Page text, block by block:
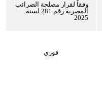
وفقاً لقرار مصلحة الضرائب
المصرية رقم 281 لسنة
2025
فوري